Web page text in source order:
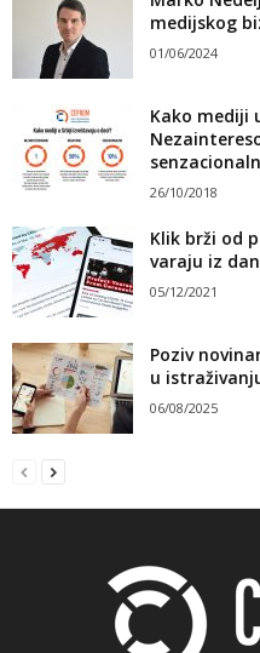
medijskog
01/06/2024
Kako mediji
26/10/2018
Klik brži od
varaju iz
05/12/2021
Poziv
u
06/08/2025